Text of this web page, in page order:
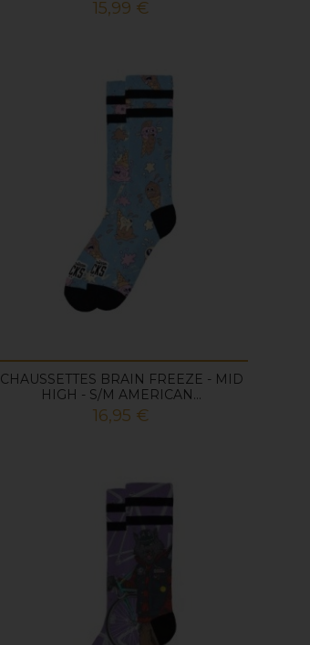
Prix
15,99 €
CHAUSSETTES BRAIN FREEZE - MID
HIGH - S/M AMERICAN...
Prix
16,95 €